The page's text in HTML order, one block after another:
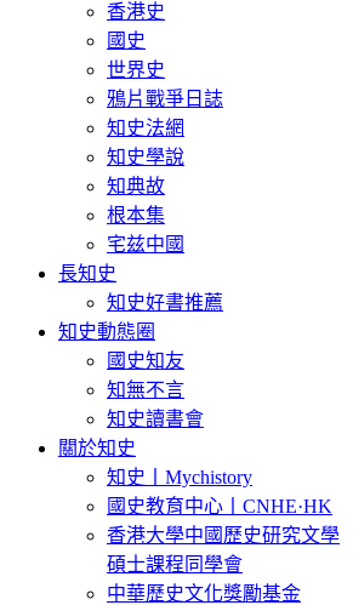
香港史
國史
世界史
鴉片戰爭日誌
知史法網
知史學說
知典故
根本集
宅兹中國
長知史
知史好書推薦
知史動態圈
國史知友
知無不言
知史讀書會
關於知史
知史丨Mychistory
國史教育中心丨CNHE·HK
香港大學中國歷史研究文學
碩士課程同學會
中華歷史文化獎勵基金